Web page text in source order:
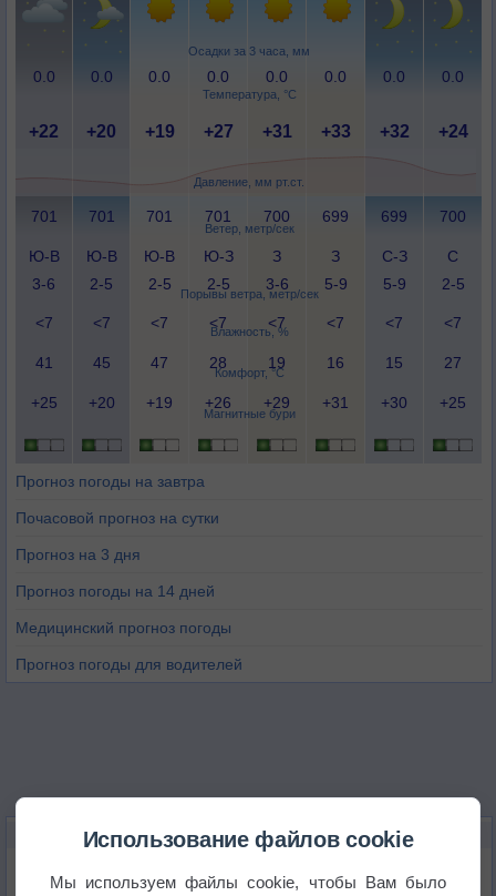
Осадки за 3 часа, мм
Температура, °C
Давление, мм рт.ст.
Ветер, метр/сек
Порывы ветра, метр/сек
Влажность, %
Комфорт, °C
Магнитные бури
0.0 0.0 0.0 0.0 0.0 0.0 0.0 0.0
+22 +20 +19 +27 +31 +33 +32 +24
701 701 701 701 700 699 699 700
Ю-В
3-6
Ю-В
2-5
Ю-В
2-5
Ю-З
2-5
З
3-6
З
5-9
С-З
5-9
С
2-5
<7 <7 <7 <7 <7 <7 <7 <7
41 45 47 28 19 16 15 27
+25 +20 +19 +26 +29 +31 +30 +25
Прогноз погоды на завтра
Почасовой прогноз на сутки
Прогноз на 3 дня
Прогноз погоды на 14 дней
Медицинский прогноз погоды
Прогноз погоды для водителей
НОВОЕ О ПОГОДЕ
+51°
Использование файлов cookie
Мы используем файлы cookie, чтобы Вам было